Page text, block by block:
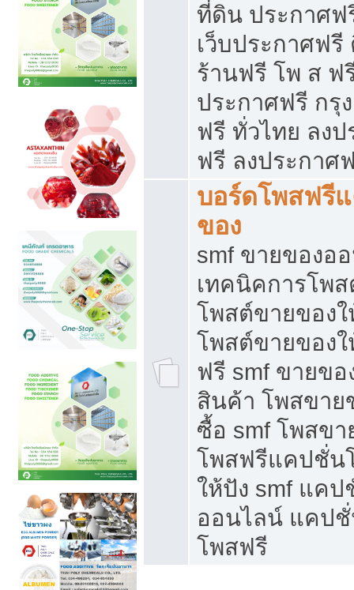
ที่ดิน ประกาศฟ
เว็บประกาศฟ
ร้านฟรี โพ ส ฟ
ประกาศฟรี กรุ
ฟรี ทั่วไทย ลง
ฟรี ลงประกาศ
บอร์ดโพสฟรี
ของ
smf ขายของอ
เทคนิคการโพ
โพสต์ขายของ
โพสต์ขายของ
ฟรี smf ขายข
สินค้า โพสขาย
ซื้อ smf โพสข
โพสฟรีแคปชั่น
ให้ปัง smf แค
ออนไลน์ แคป
โพสฟรี